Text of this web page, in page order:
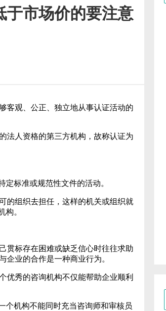
于市场价的要注意
客观、公正、独立地从事认证活动的
法人资格的第三方机构，故称认证为
标准或规范性文件的活动。
的组织去担任，这样的机关或组织就
构。
贯标存在困难或缺乏信心时往往求助
企业的合作是一种商业行为。
优秀的咨询机构不仅能帮助企业顺利
个机构不能同时充当咨询师和审核员